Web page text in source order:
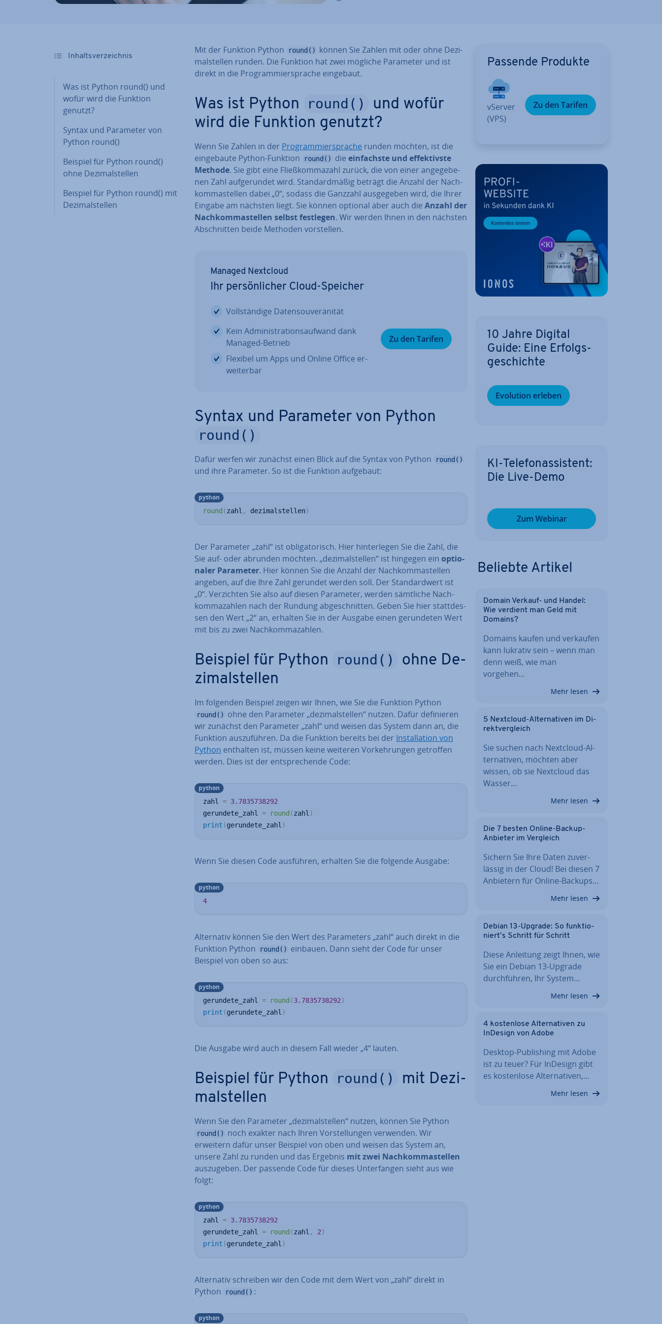
In­halts­ver­zeich­nis
Was ist Python round() und
wofür wird die Funktion
genutzt?
Syntax und Parameter von
Python round()
Beispiel für Python round()
ohne De­zi­mal­stel­len
Beispiel für Python round() mit
De­zi­mal­stel­len
Mit der Funktion Python round()
können Sie Zahlen mit oder ohne De­zi­
mal­stel­len runden. Die Funktion hat zwei mögliche Parameter und ist
direkt in die Pro­gram­mier­spra­che eingebaut.
Was ist Python round()
und wofür
wird die Funktion genutzt?
Wenn Sie Zahlen in der Pro­gram­mier­spra­che runden möchten, ist die
ein­ge­bau­te Python-Funktion
round() die ein­fachs­te und ef­fek­tivs­te
Methode. Sie gibt eine Fließ­kom­ma­zahl zurück, die von einer an­ge­ge­be­
nen Zahl auf­ge­run­det wird. Stan­dard­mä­ßig beträgt die Anzahl der Nach­
kom­ma­stel­len dabei „0“, sodass die Ganzzahl aus­ge­ge­ben wird, die Ihrer
Eingabe am nächsten liegt. Sie können optional aber auch die Anzahl der
Nach­kom­ma­stel­len selbst festlegen. Wir werden Ihnen in den nächsten
Ab­schnit­ten beide Methoden vor­stel­len.
Managed Nextcloud
Ihr per­sön­li­cher Cloud-Speicher
Voll­stän­di­ge Da­ten­sou­ve­rä­ni­tät
Kein Ad­mi­nis­tra­ti­ons­auf­wand dank
Managed-Betrieb
Flexibel um Apps und Online Office er­
wei­ter­bar
Zu den Tarifen
Syntax und Parameter von Python
round()
Dafür werfen wir zunächst einen Blick auf die Syntax von Python round()
und ihre Parameter. So ist die Funktion aufgebaut:
round (zahl , dezimalstellen)
python
Der Parameter „zahl“ ist ob­li­ga­to­risch. Hier hin­ter­le­gen Sie die Zahl, die
Sie auf- oder abrunden möchten. „de­zi­mal­stel­len“ ist hingegen ein op­tio­
na­ler Parameter. Hier können Sie die Anzahl der Nach­kom­ma­stel­len
angeben, auf die Ihre Zahl gerundet werden soll. Der Stan­dard­wert ist
„0“. Ver­zich­ten Sie also auf diesen Parameter, werden sämtliche Nach­
kom­ma­zah­len nach der Rundung ab­ge­schnit­ten. Geben Sie hier statt­des­
sen den Wert „2“ an, erhalten Sie in der Ausgabe einen ge­run­de­ten Wert
mit bis zu zwei Nach­kom­ma­zah­len.
Beispiel für Python round()
ohne De­
zi­mal­stel­len
Im folgenden Beispiel zeigen wir Ihnen, wie Sie die Funktion Python
round()
ohne den Parameter „de­zi­mal­stel­len“ nutzen. Dafür de­fi­nie­ren
wir zunächst den Parameter „zahl“ und weisen das System dann an, die
Funktion aus­zu­füh­ren. Da die Funktion bereits bei der In­stal­la­ti­on von
Python enthalten ist, müssen keine weiteren Vor­keh­run­gen getroffen
werden. Dies ist der ent­spre­chen­de Code:
zahl = 3.7835738292
gerundete_zahl = round (zahl )
print (gerundete_zahl )
python
Wenn Sie diesen Code ausführen, erhalten Sie die folgende Ausgabe:
4
python
Al­ter­na­tiv können Sie den Wert des Pa­ra­me­ters „zahl“ auch direkt in die
Funktion Python
round()
einbauen. Dann sieht der Code für unser
Beispiel von oben so aus:
gerundete_zahl = round (3.7835738292 )
print (gerundete_zahl )
python
Die Ausgabe wird auch in diesem Fall wieder „4“ lauten.
Beispiel für Python round()
mit De­zi­
mal­stel­len
Wenn Sie den Parameter „de­zi­mal­stel­len“ nutzen, können Sie Python
round()
noch exakter nach Ihren Vor­stel­lun­gen verwenden. Wir
erweitern dafür unser Beispiel von oben und weisen das System an,
unsere Zahl zu runden und das Ergebnis mit zwei Nach­kom­ma­stel­len
aus­zu­ge­ben. Der passende Code für dieses Un­ter­fan­gen sieht aus wie
folgt:
zahl = 3.7835738292
gerundete_zahl = round (zahl , 2 )
print (gerundete_zahl )
python
Al­ter­na­tiv schreiben wir den Code mit dem Wert von „zahl“ direkt in
Python
round() :
python
Passende Produkte
vServer
(VPS)
Zu den Tarifen
10 Jahre Digital
Guide: Eine Er­folgs­
ge­schich­te
Evolution erleben
KI-Te­le­fon­as­sis­tent:
Die Live-Demo
Zum Webinar
Beliebte Artikel
Domain Verkauf- und Handel:
Wie verdient man Geld mit
Domains?
Domains kaufen und verkaufen
kann lukrativ sein – wenn man
denn weiß, wie man
vorgehen…
Mehr lesen
5 Nextcloud-Al­ter­na­ti­ven im Di­
rekt­ver­gleich
Sie suchen nach Nextcloud-Al­
ter­na­ti­ven, möchten aber
wissen, ob sie Nextcloud das
Wasser…
Mehr lesen
Die 7 besten Online-Backup-
Anbieter im Vergleich
Sichern Sie Ihre Daten zu­ver­
läs­sig in der Cloud! Bei diesen 7
Anbietern für Online-Backups…
Mehr lesen
Debian 13-Upgrade: So funk­tio­
niert’s Schritt für Schritt
Diese Anleitung zeigt Ihnen, wie
Sie ein Debian 13-Upgrade
durch­füh­ren, Ihr System…
Mehr lesen
4 kos­ten­lo­se Al­ter­na­ti­ven zu
InDesign von Adobe
Desktop-Pu­bli­shing mit Adobe
ist zu teuer? Für InDesign gibt
es kos­ten­lo­se Al­ter­na­ti­ven,…
Mehr lesen